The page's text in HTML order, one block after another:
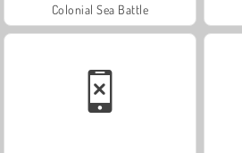
Colonial Sea Battle